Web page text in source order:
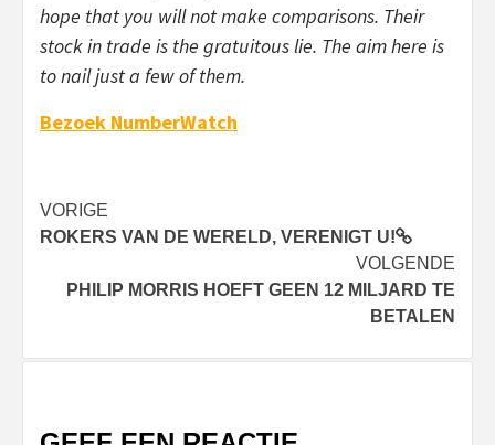
hope that you will not make comparisons. Their
stock in trade is the gratuitous lie. The aim here is
to nail just a few of them.
Bezoek NumberWatch
Bericht
navigatie
VORIGE
ROKERS VAN DE WERELD, VERENIGT U!
VOLGENDE
PHILIP MORRIS HOEFT GEEN 12 MILJARD TE
BETALEN